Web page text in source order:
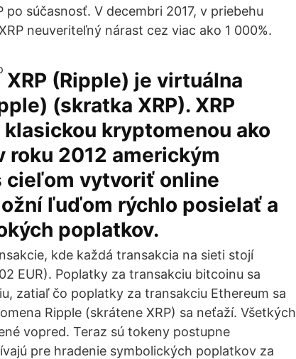
súčasnosť. V decembri 2017, v priebehu
neuveriteľný nárast cez viac ako 1 000%.
XRP (Ripple) je virtuálna
(skratka XRP). XRP
kryptomenou ako
roku 2012 americkým
cieľom vytvoriť online
ľuďom rýchlo posielať a
poplatkov.
kde každá transakcia na sieti stojí
EUR). Poplatky za transakciu bitcoinu sa
zatiaľ čo poplatky za transakciu Ethereum sa
Ripple (skrátene XRP) sa neťaží. Všetkých
vopred. Teraz sú tokeny postupne
pre hradenie symbolických poplatkov za